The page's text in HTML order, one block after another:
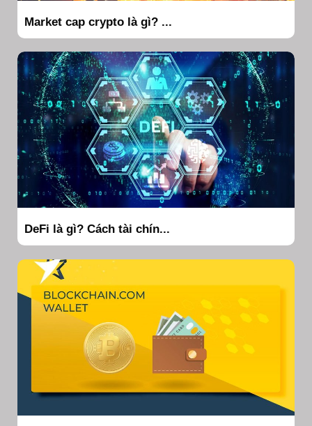
Market cap crypto là gì? ...
DeFi là gì? Cách tài chín...